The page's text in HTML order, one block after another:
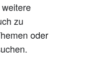
2022
zu
oder